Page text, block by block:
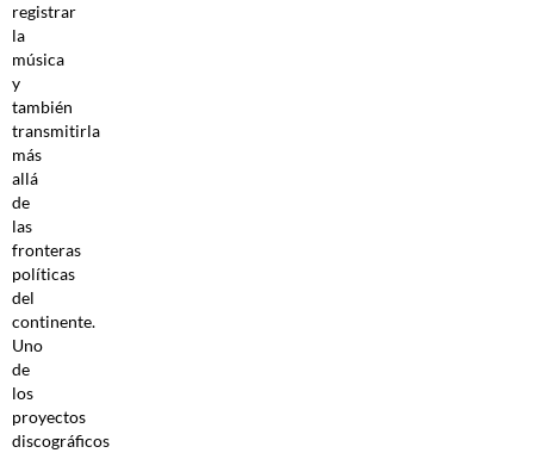
registrar
la
música
y
también
transmitirla
más
allá
de
las
fronteras
políticas
del
continente.
Uno
de
los
proyectos
discográficos